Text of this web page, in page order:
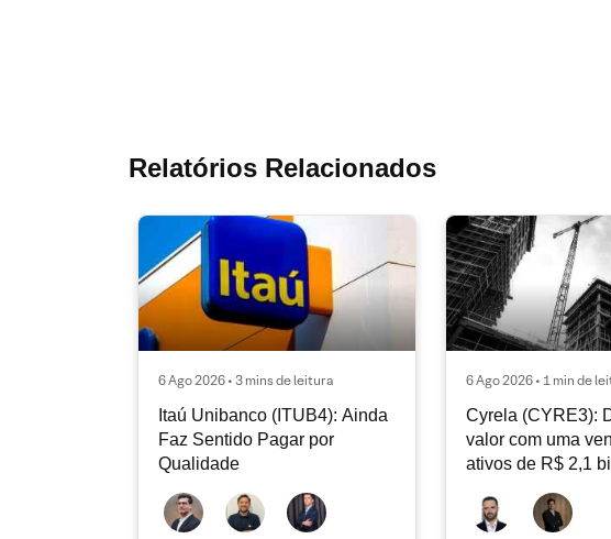
Relatórios Relacionados
6 Ago 2026 • 3 mins de leitura
Itaú Unibanco (ITUB4): Ainda
Faz Sentido Pagar por
Qualidade
6 Ago 2026 • 1 min de
Cyrela (CYRE3):
valor com uma
ativos de R$ 2,1